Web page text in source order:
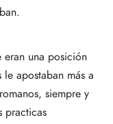
eran una posición
apostaban más a
siempre y
practicas